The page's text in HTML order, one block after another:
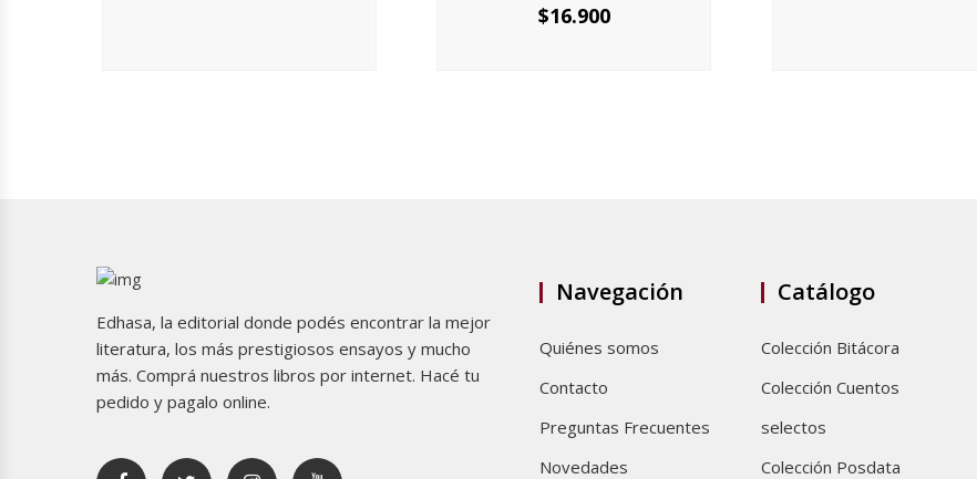
$16.900
Edhasa, la editorial donde podés encontrar la mejor
literatura, los más prestigiosos ensayos y mucho
más. Comprá nuestros libros por internet. Hacé tu
pedido y pagalo online.
Navegación
Quiénes somos
Contacto
Preguntas Frecuentes
Novedades
Catálogo
Colección Bitácora
Colección Cuentos
selectos
Colección Posdata